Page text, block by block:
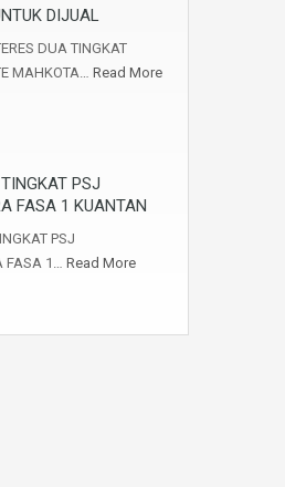
DIJUAL
DUA TINGKAT
MAHKOTA… Read More
PSJ
FASA 1 KUANTAN
PSJ
FASA 1… Read More